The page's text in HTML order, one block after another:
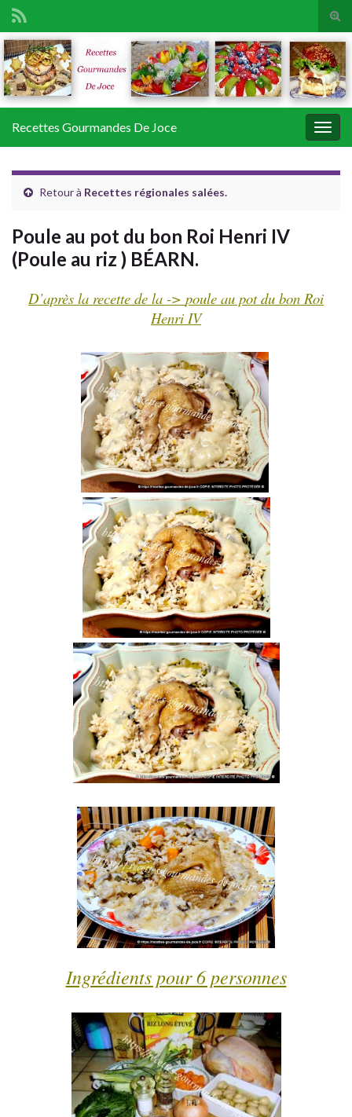
Search for:
Recettes Gourmandes De Joce
Retour à Recettes régionales salées.
Poule au pot du bon Roi Henri IV
(Poule au riz ) BÉARN.
D’après la recette de la -> poule au potdu bon Roi
Henri IV
Ingrédients pour 6 personnes